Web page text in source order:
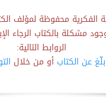
الفكرية محفوظة لمؤلف
مشكلة بالكتاب الرجاء
الروابط التالية:
بلّغ عن الكتاب أو من خلال